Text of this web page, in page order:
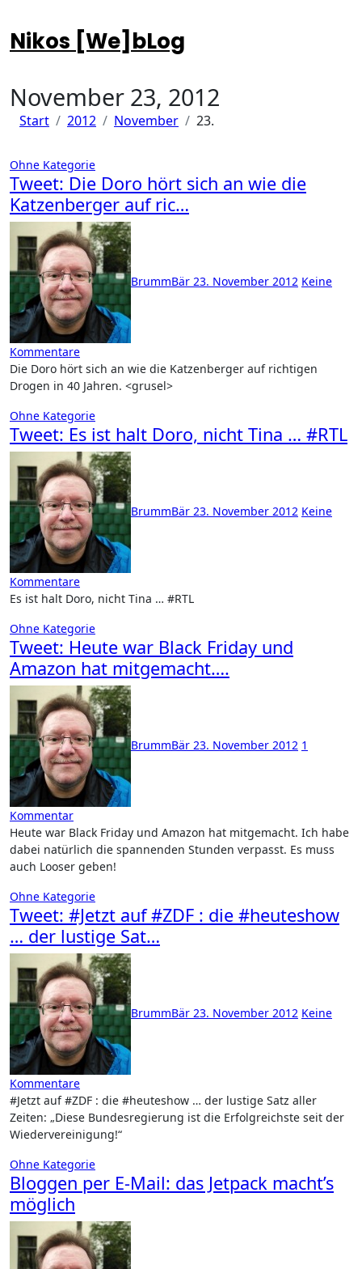
Inhalt
springen
Nikos [We]bLog
November 23, 2012
Start 2012 November 23.
Ohne Kategorie
Tweet: Die Doro hört sich an wie die
Katzenberger auf ric…
BrummBär 23. November 2012 Keine
Kommentare
Die Doro hört sich an wie die Katzenberger auf richtigen
Drogen in 40 Jahren. <grusel>
Ohne Kategorie
Tweet: Es ist halt Doro, nicht Tina … #RTL
BrummBär 23. November 2012 Keine
Kommentare
Es ist halt Doro, nicht Tina … #RTL
Ohne Kategorie
Tweet: Heute war Black Friday und
Amazon hat mitgemacht….
BrummBär 23. November 2012 1
Kommentar
Heute war Black Friday und Amazon hat mitgemacht. Ich habe
dabei natürlich die spannenden Stunden verpasst. Es muss
auch Looser geben!
Ohne Kategorie
Tweet: #Jetzt auf #ZDF : die #heuteshow
… der lustige Sat…
BrummBär 23. November 2012 Keine
Kommentare
#Jetzt auf #ZDF : die #heuteshow … der lustige Satz aller
Zeiten: „Diese Bundesregierung ist die Erfolgreichste seit der
Wiedervereinigung!“
Ohne Kategorie
Bloggen per E-Mail: das Jetpack macht’s
möglich